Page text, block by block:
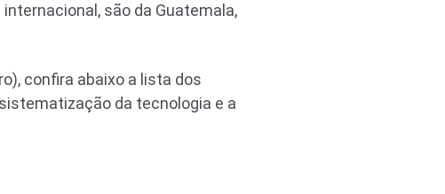
são da Guatemala,
confira abaixo a lista dos
da tecnologia e a